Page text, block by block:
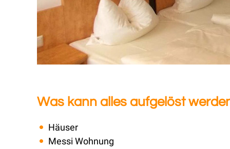
Was kann alles aufgelöst
Häuser
Messi Wohnung